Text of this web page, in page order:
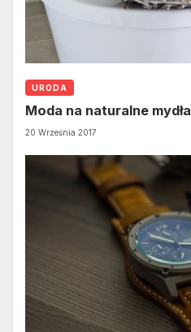
URODA
Moda na naturalne mydła
20 Września 2017